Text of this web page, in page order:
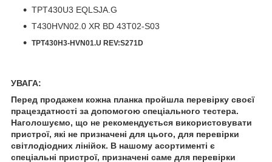
TPT430U3 EQLSJA.G
T430HVN02.0 XR BD 43T02-S03
TPT430H3-HVN01.U REV:S271D
УВАГА:
Перед продажем кожна планка пройшла перевірку своєї
працездатності за допомогою спеціального тестера.
Наголошуємо, що не рекомендується використовувати
пристрої, які не призначені для цього, для перевірки
світлодіодних лінійок. В нашому асортименті є
спеціальні пристрої, призначені саме для перевірки